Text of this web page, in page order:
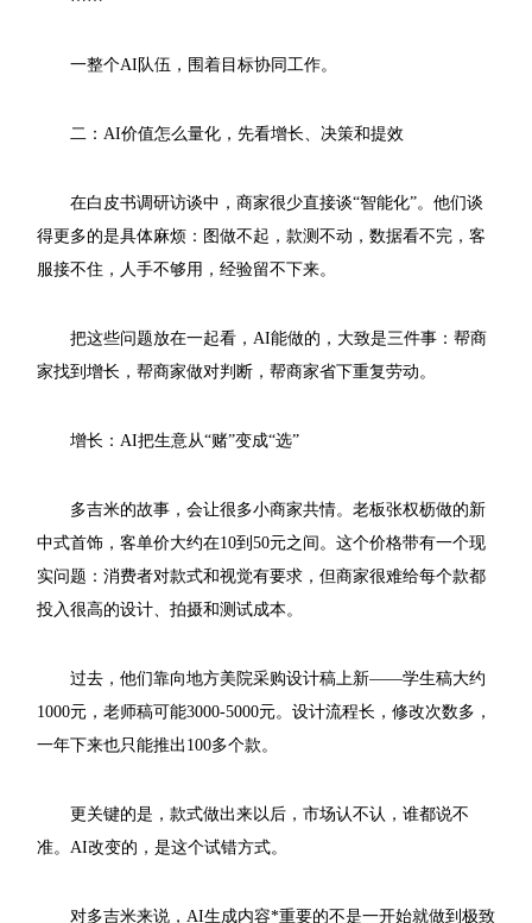
一整个AI队伍，围着目标协同工作。
二：AI价值怎么量化，先看增长、决策和提效
在白皮书调研访谈中，商家很少直接谈“智能化”。他们谈
得更多的是具体麻烦：图做不起，款测不动，数据看不完，客
服接不住，人手不够用，经验留不下来。
把这些问题放在一起看，AI能做的，大致是三件事：帮商
家找到增长，帮商家做对判断，帮商家省下重复劳动。
增长：AI把生意从“赌”变成“选”
多吉米的故事，会让很多小商家共情。老板张权枥做的新
中式首饰，客单价大约在10到50元之间。这个价格带有一个现
实问题：消费者对款式和视觉有要求，但商家很难给每个款都
投入很高的设计、拍摄和测试成本。
过去，他们靠向地方美院采购设计稿上新——学生稿大约
1000元，老师稿可能3000-5000元。设计流程长，修改次数多，
一年下来也只能推出100多个款。
更关键的是，款式做出来以后，市场认不认，谁都说不
准。AI改变的，是这个试错方式。
对多吉米来说，AI生成内容*重要的不是一开始就做到极致